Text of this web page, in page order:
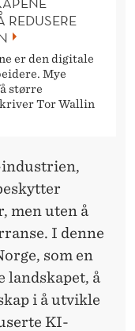
REDUSERE
er den digitale
Mye
større
Tor Wallin
industrien,
men uten å
I denne
som en
landskapet, å
i å utvikle
KI-